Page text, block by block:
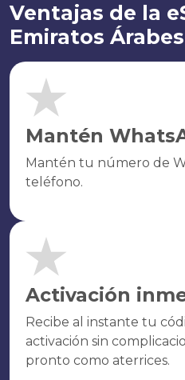
Ventajas de la
Emiratos
Mantén
Mantén tu número de
teléfono.
Activación
Recibe al instante tu
activación sin
pronto como aterrices.